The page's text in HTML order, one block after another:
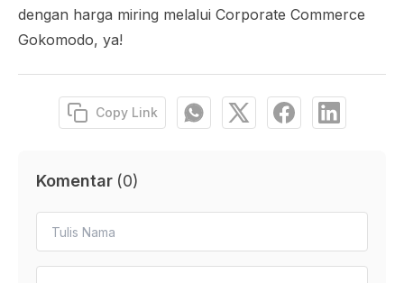
dengan harga miring melalui Corporate Commerce
Gokomodo, ya!
Copy Link
Komentar (0)